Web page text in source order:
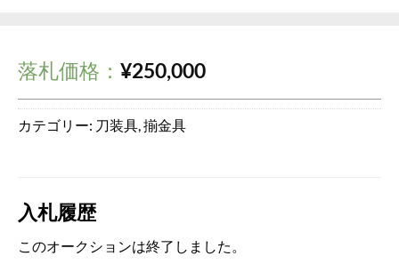
落札価格： ¥250,000
カテゴリー: 刀装具,揃金具
入札履歴
このオークションは終了しました。